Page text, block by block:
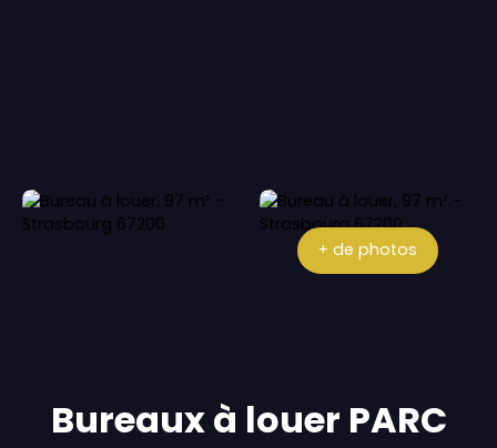
+ de photos
Bureaux à louer PARC